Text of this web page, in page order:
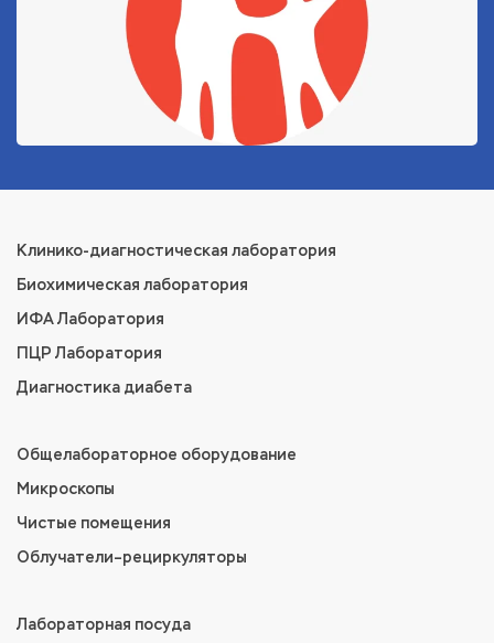
Клинико-диагностическая лаборатория
Биохимическая лаборатория
ИФА Лаборатория
ПЦР Лаборатория
Диагностика диабета
Общелабораторное оборудование
Микроскопы
Чистые помещения
Облучатели–рециркуляторы
Лабораторная посуда